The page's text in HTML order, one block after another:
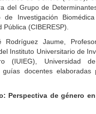
del Grupo de
Investigación
(CIBERESP).
Jaume,
Instituto Universitario de
(IUIEG), Universidad
docentes elaboradas
Perspectiva de género